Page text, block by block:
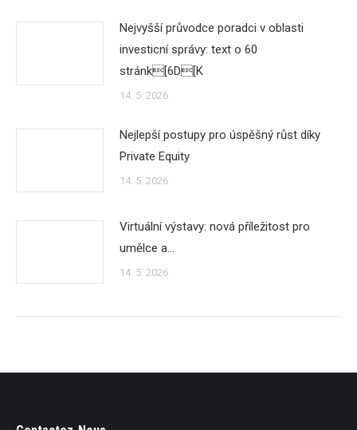
Nejvyšší průvodce poradci v oblasti
investicní správy: text o 60
stránk[6D[K
14. 5. 2026
Nejlepší postupy pro úspěšný růst díky
Private Equity
14. 5. 2026
Virtuální výstavy: nová příležitost pro
umělce a…
14. 5. 2026